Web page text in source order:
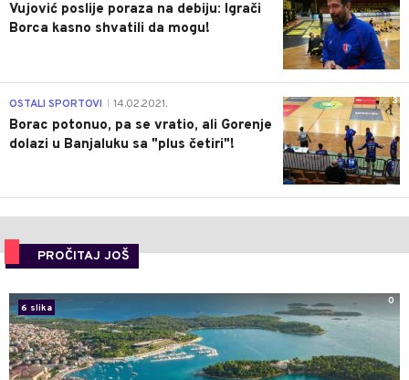
Vujović poslije poraza na debiju: Igrači
Borca kasno shvatili da mogu!
3
OSTALI SPORTOVI 14.02.2021.
Borac potonuo, pa se vratio, ali Gorenje
dolazi u Banjaluku sa "plus četiri"!
PROČITAJ JOŠ
6 slika
0